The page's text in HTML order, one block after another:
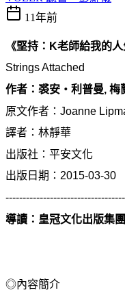
11年前
《堅持：K老師給我的人
Strings Attached
作者：裘安 ‧ 利普曼, 梅
原文作者：Joanne
譯者：林靜華
出版社：平安文化
出版日期：2015-03-30
導讀：皇冠文化出版集
◎內容簡介